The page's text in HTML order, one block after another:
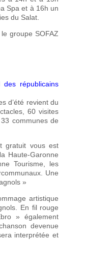
Spa et à 16h un
du Salat.
groupe SOFAZ
républicains
d’été revient du
60 visites
communes de
gratuit vous est
Haute-Garonne
Tourisme, les
Une
»
artistique
En fil rouge
» également
devenue
interprétée et